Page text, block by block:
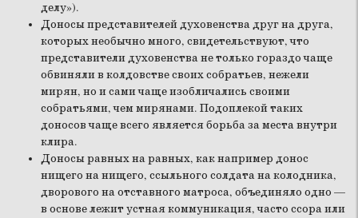
делу»).
Доносы представителей духовенства друг на друга,
которых необычно много, свидетельствуют, что
представители духовенства не только гораздо чаще
обвиняли в колдовстве своих собратьев, нежели
мирян, но и сами чаще изобличались своими
собратьями, чем мирянами. Подоплекой таких
доносов чаще всего является борьба за места внутри
клира.
Доносы равных на равных, как например донос
нищего на нищего, ссыльного солдата на колодника,
дворового на отставного матроса, объединяло одно —
в основе лежит устная коммуникация, часто ссора или